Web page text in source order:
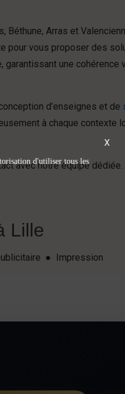
Arras et
pour vous proposer des
une cohérence
d’enseignes et de
à chaque contexte
avec notre équipe dédiée.
Lille
● Impression
X
d'utiliser tous les